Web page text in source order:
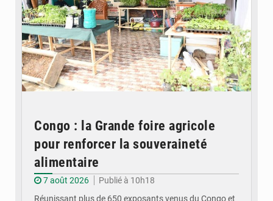
Congo : la Grande foire agricole
pour renforcer la souveraineté
alimentaire
7 août 2026
Publié à 10h18
Réunissant plus de 650 exposants venus du Congo et